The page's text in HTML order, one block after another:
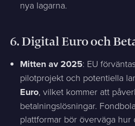
nya lagarna.
6. Digital Euro och
Mitten av 2025: EU
pilotprojekt och potentiella
Euro, vilket kommer att
betalningslösningar.
plattformar bör överväga hur